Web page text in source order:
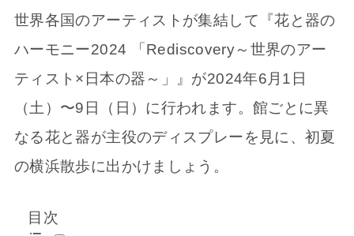
世界各国のアーティストが集結して『花と器の
ハーモニー2024 「Rediscovery～世界のアー
ティスト×日本の器～」』が2024年6月1日
（土）〜9日（日）に行われます。館ごとに異
なる花と器が主役のディスプレーを見に、初夏
の横浜散歩に出かけましょう。
目次